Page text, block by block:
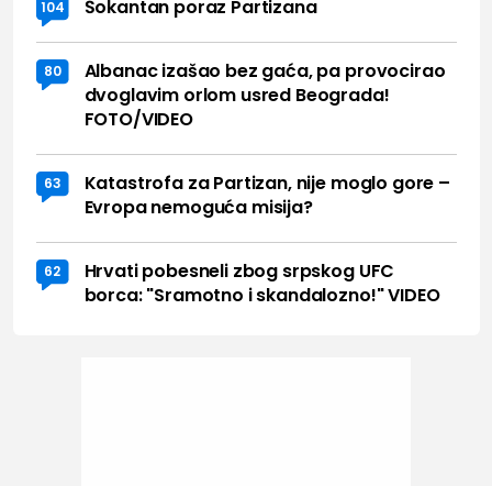
104 Šokantan poraz Partizana
80
Albanac izašao bez gaća, pa provocirao
dvoglavim orlom usred Beograda!
FOTO/VIDEO
63
Katastrofa za Partizan, nije moglo gore –
Evropa nemoguća misija?
62
Hrvati pobesneli zbog srpskog UFC
borca: "Sramotno i skandalozno!" VIDEO